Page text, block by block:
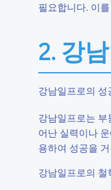
필요합니다. 이
2. 강
강남일프로의 성
강남일프로는
어난 실력이나
용하여 성공을
강남일프로의 철